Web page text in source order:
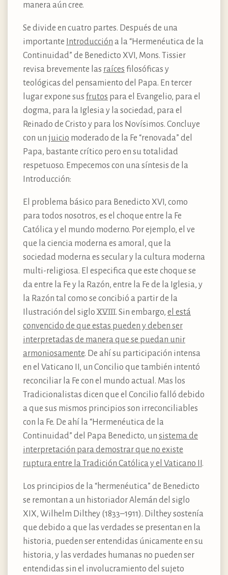
manera aún cree.
Se divide en cuatro partes. Después de una
importante Introducción a la “Hermenéutica de la
Continuidad” de Benedicto XVI, Mons. Tissier
revisa brevemente las raíces filosóficas y
teológicas del pensamiento del Papa. En tercer
lugar expone sus frutos para el Evangelio, para el
dogma, para la Iglesia y la sociedad, para el
Reinado de Cristo y para los Novísimos. Concluye
con un juicio moderado de la Fe “renovada” del
Papa, bastante crítico pero en su totalidad
respetuoso. Empecemos con una síntesis de la
Introducción:
El problema básico para Benedicto XVI, como
para todos nosotros, es el choque entre la Fe
Católica y el mundo moderno. Por ejemplo, el ve
que la ciencia moderna es amoral, que la
sociedad moderna es secular y la cultura moderna
multi-religiosa. El especifica que este choque se
da entre la Fe y la Razón, entre la Fe de la Iglesia, y
la Razón tal como se concibió a partir de la
Ilustración del siglo XVIII. Sin embargo, el está
convencido de que estas pueden y deben ser
interpretadas de manera que se puedan unir
armoniosamente. De ahí su participación intensa
en el Vaticano II, un Concilio que también intentó
reconciliar la Fe con el mundo actual. Mas los
Tradicionalistas dicen que el Concilio falló debido
a que sus mismos principios son irreconciliables
con la Fe. De ahí la “Hermenéutica de la
Continuidad” del Papa Benedicto, un sistema de
interpretación para demostrar que no existe
ruptura entre la Tradición Católica y el Vaticano II .
Los principios de la “hermenéutica” de Benedicto
se remontan a un historiador Alemán del siglo
XIX, Wilhelm Dilthey (1833–1911). Dilthey sostenía
que debido a que las verdades se presentan en la
historia, pueden ser entendidas únicamente en su
historia, y las verdades humanas no pueden ser
entendidas sin el involucramiento del sujeto